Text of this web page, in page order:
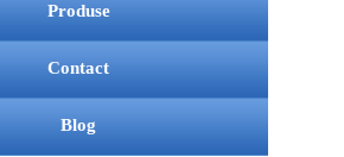
Produse
Contact
Blog